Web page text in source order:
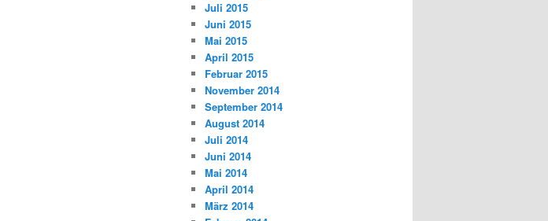
Juli 2015
Juni 2015
Mai 2015
April 2015
Februar 2015
November 2014
September 2014
August 2014
Juli 2014
Juni 2014
Mai 2014
April 2014
März 2014